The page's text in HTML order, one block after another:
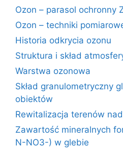
Ozon – parasol ochronny
Ozon – techniki
Historia odkrycia ozonu
Struktura i skład
Warstwa ozonowa
Skład granulometryczny
obiektów
Rewitalizacja terenów
Zawartość mineralnych
N-NO3-) w glebie